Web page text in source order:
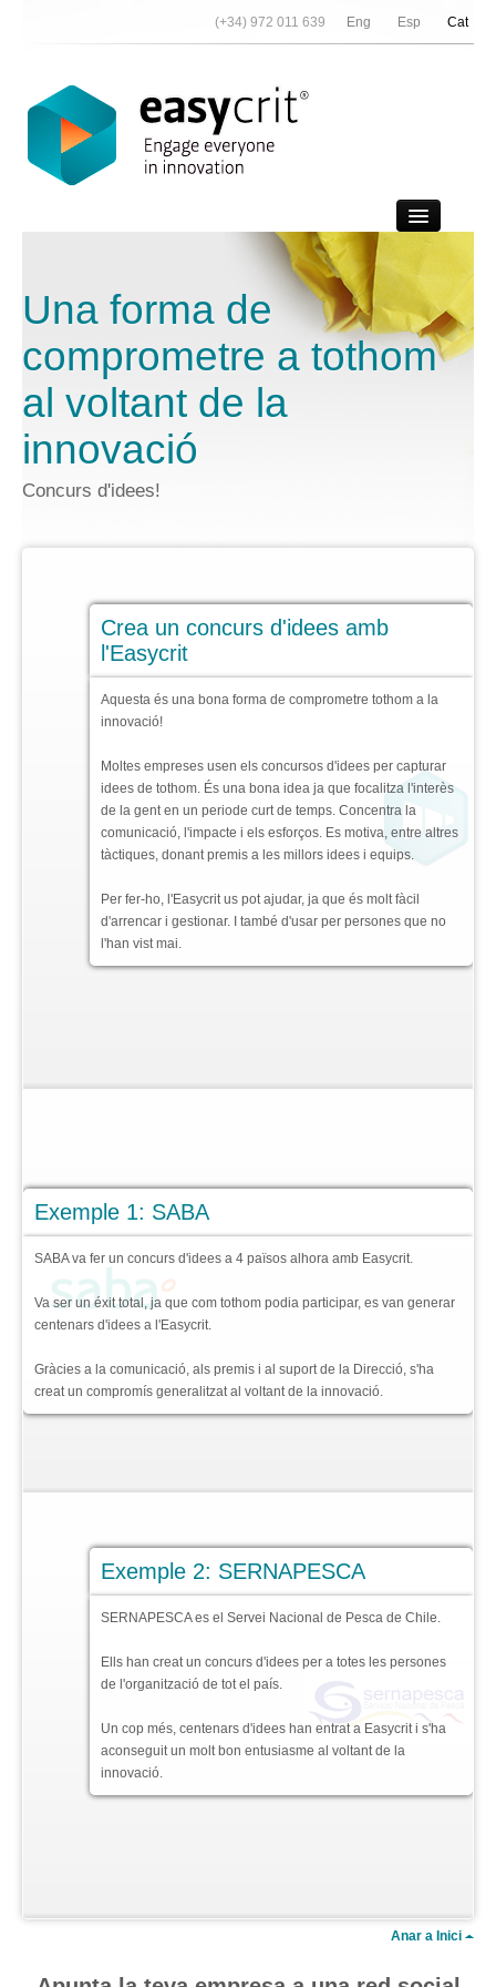
Eng Esp Cat
(+34) 972 011 639
Vídeo demo
Contactar
Notícies
Nosaltres
Per quèeasycrit?
Concurs d'idees
Resultats repetibles
Serveis de consulting + eines
Desenvolupament de proveïdors
Què éseasycrit?
3 tipus d'usuaris
Característiques clau
Casos d’
Preus
>
Una forma de
comprometre a tothom
al voltant de la
innovació
Concurs d'idees!
Crea un concurs d'idees amb
l'Easycrit
Aquesta és una bona forma de comprometre tothom a la
innovació!
Moltes empreses usen els concursos d'idees per capturar
idees de tothom. És una bona idea ja que focalitza l'interès
de la gent en un periode curt de temps. Concentra la
comunicació, l'impacte i els esforços. Es motiva, entre altres
tàctiques, donant premis a les millors idees i equips.
Per fer-ho, l'Easycrit us pot ajudar, ja que és molt fàcil
d'arrencar i gestionar. I també d'usar per persones que no
l'han vist mai.
Exemple 1: SABA
SABA va fer un concurs d'idees a 4 països alhora amb Easycrit.
Va ser un éxit total, ja que com tothom podia participar, es van generar
centenars d'idees a l'Easycrit.
Gràcies a la comunicació, als premis i al suport de la Direcció, s'ha
creat un compromís generalitzat al voltant de la innovació.
Exemple 2: SERNAPESCA
SERNAPESCA es el Servei Nacional de Pesca de Chile.
Ells han creat un concurs d'idees per a totes les persones
de l'organització de tot el país.
Un cop més, centenars d'idees han entrat a Easycrit i s'ha
aconseguit un molt bon entusiasme al voltant de la
innovació.
Anar a Inici